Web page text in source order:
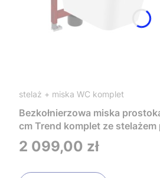
stelaż + miska WC komplet
Bezkołnierzowa miska
cm Trend komplet ze
Tece i czarnym przyciskiem
TR2216+Tece
Cena
2 099,00 zł